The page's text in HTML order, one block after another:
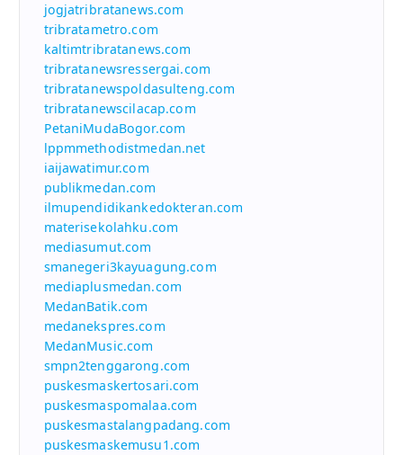
jogjatribratanews.com
tribratametro.com
kaltimtribratanews.com
tribratanewsressergai.com
tribratanewspoldasulteng.com
tribratanewscilacap.com
PetaniMudaBogor.com
lppmmethodistmedan.net
iaijawatimur.com
publikmedan.com
ilmupendidikankedokteran.com
materisekolahku.com
mediasumut.com
smanegeri3kayuagung.com
mediaplusmedan.com
MedanBatik.com
medanekspres.com
MedanMusic.com
smpn2tenggarong.com
puskesmaskertosari.com
puskesmaspomalaa.com
puskesmastalangpadang.com
puskesmaskemusu1.com